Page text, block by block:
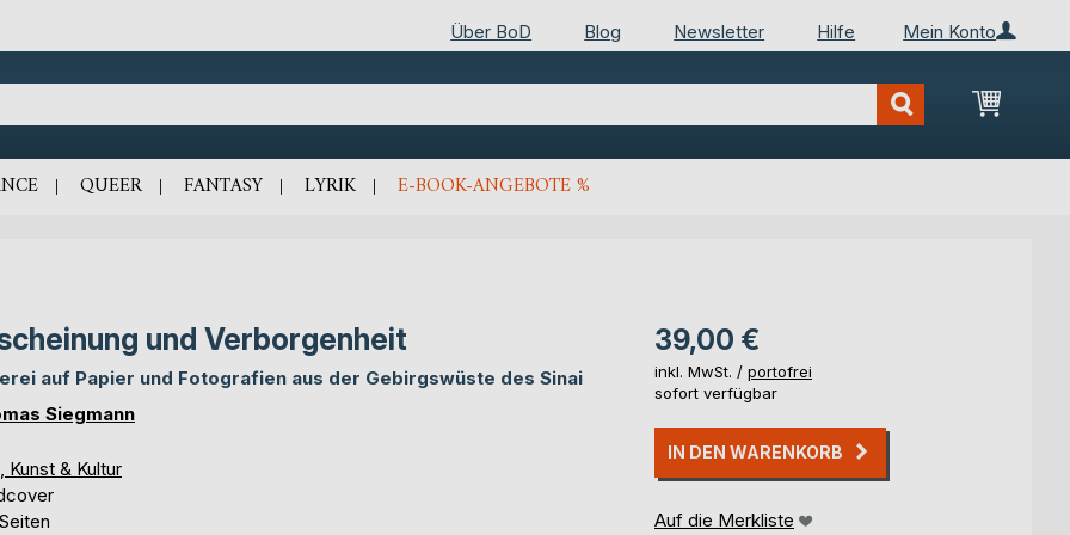
Mein Konto
Über BoD Blog Newsletter Hilfe
Mein
QUEER FANTASY LYRIK E-BOOK-ANGEBOTE %
und Verborgenheit
auf Papier und Fotografien aus der Gebirgswüste des Sinai
Siegmann
Kunst & Kultur
39,00 €
inkl. MwSt. / portofrei
sofort verfügbar
IN DEN WARENKORB
Auf die Merkliste